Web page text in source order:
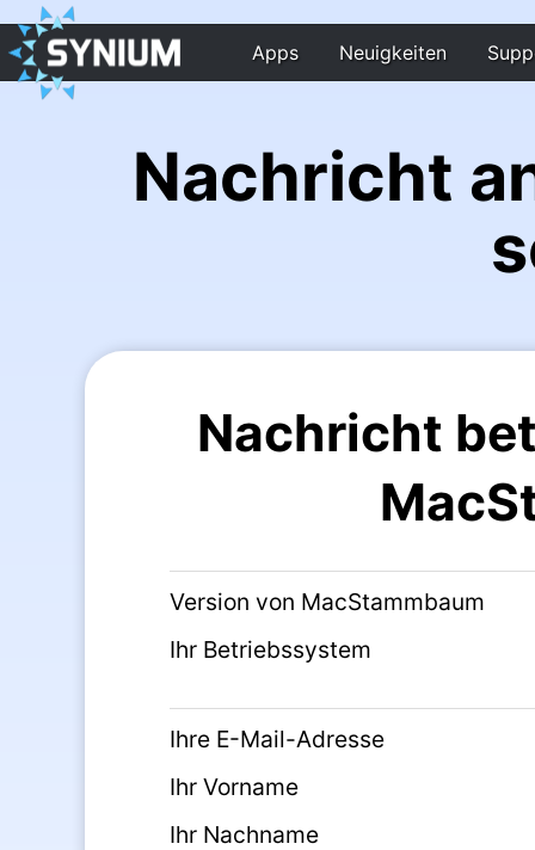
Apps Neuigkeiten
Nachricht
Nachricht
Version von MacStammbaum
Ihr Betriebssystem
Ihre E-Mail-Adresse
Ihr Vorname
Ihr Nachname